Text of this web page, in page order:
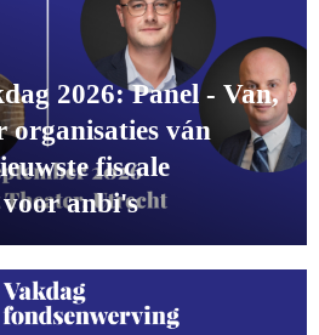
2026: Panel - Van,
organisaties ván
fiscale
anbi's